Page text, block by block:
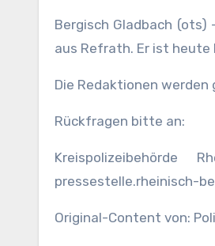
Bergisch Gladbach (ots)
aus Refrath. Er ist heute
Die Redaktionen werden
Rückfragen bitte an:
Kreispolizeibehörde
pressestelle.rheinisch-
Original-Content von: